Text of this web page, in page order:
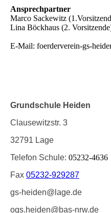
Ansprechpartner
Marco Sackewitz
Lina Böckhaus (2.
E-Mail: foerderverein-gs-
Grundschule Heiden
Clausewitzstr. 3
32791 Lage
Telefon Schule: 05232-
Fax 05232-929287
gs-heiden@lage.de
ogs.heiden@bas-nrw.de